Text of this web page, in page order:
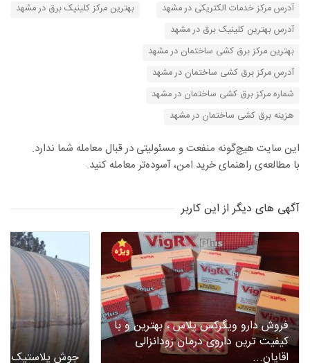
آدرس مرکز خدمات الکتریکی در مشهد
بهترین مرکز کلینیک برق در مشهد
آدرس بهترین کلینیک برق در مشهد
بهترین مرکز برق کشی ساختمان در مشهد
آدرس مرکز برق کشی ساختمان در مشهد
شماره مرکز برق کشی ساختمان در مشهد
هزینه برق کشی ساختمان در مشهد
این سایت هیچ‌گونه منفعت و مسئولیتی در قبال معامله شما ندارد.
با مطالعه‌ی راهنمای خرید امن، آسوده‌تر معامله کنید.
آگهی های دیگر از این کاربر
فروش دارو ویگرکس پلاس ، بهترین و با
کیفیت ترین داروی درمان زودانزالی
اقایان...
جوش پلاستیک